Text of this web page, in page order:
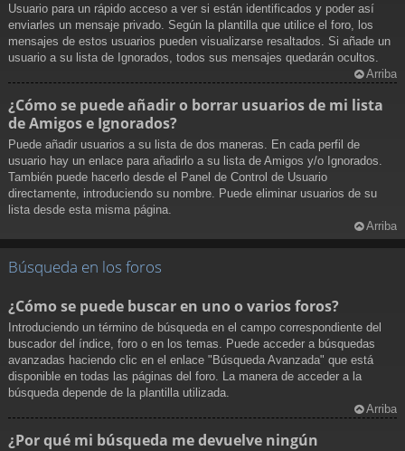
Usuario para un rápido acceso a ver si están identificados y poder así
enviarles un mensaje privado. Según la plantilla que utilice el foro, los
mensajes de estos usuarios pueden visualizarse resaltados. Si añade un
usuario a su lista de Ignorados, todos sus mensajes quedarán ocultos.
Arriba
¿Cómo se puede añadir o borrar usuarios de mi lista
de Amigos e Ignorados?
Puede añadir usuarios a su lista de dos maneras. En cada perfil de
usuario hay un enlace para añadirlo a su lista de Amigos y/o Ignorados.
También puede hacerlo desde el Panel de Control de Usuario
directamente, introduciendo su nombre. Puede eliminar usuarios de su
lista desde esta misma página.
Arriba
Búsqueda en los foros
¿Cómo se puede buscar en uno o varios foros?
Introduciendo un término de búsqueda en el campo correspondiente del
buscador del índice, foro o en los temas. Puede acceder a búsquedas
avanzadas haciendo clic en el enlace "Búsqueda Avanzada" que está
disponible en todas las páginas del foro. La manera de acceder a la
búsqueda depende de la plantilla utilizada.
Arriba
¿Por qué mi búsqueda me devuelve ningún